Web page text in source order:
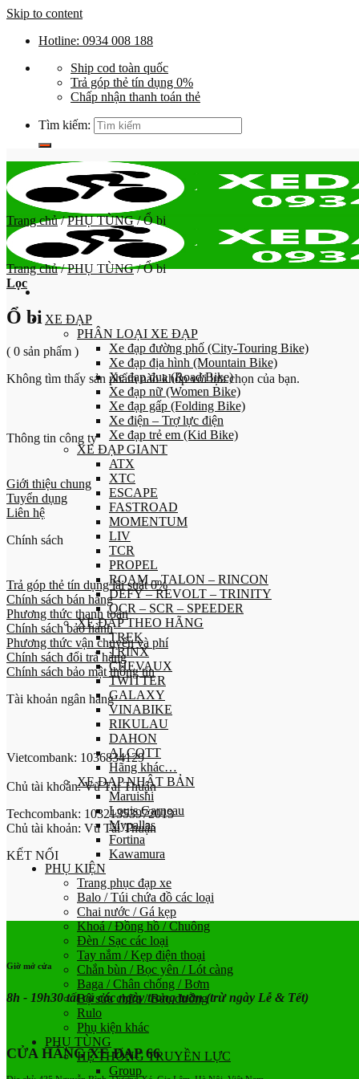
Skip to content
Hotline: 0934 008 188
Ship cod toàn quốc
Trả góp thẻ tín dụng 0%
Chấp nhận thanh toán thẻ
Tìm kiếm:
XE ĐẠP
PHÂN LOẠI XE ĐẠP
Xe đạp đường phố (City-Touring Bike)
Xe đạp địa hình (Mountain Bike)
Xe đạp đua (Road Bike)
Xe đạp nữ (Women Bike)
Xe đạp gấp (Folding Bike)
Xe điện – Trợ lực điện
Xe đạp trẻ em (Kid Bike)
XE ĐẠP GIANT
ATX
XTC
ESCAPE
FASTROAD
MOMENTUM
LIV
TCR
PROPEL
ROAM – TALON – RINCON
DEFY – REVOLT – TRINITY
OCR – SCR – SPEEDER
XE ĐẠP THEO HÃNG
TREK
TRINX
CHEVAUX
TWITTER
GALAXY
VINABIKE
RIKULAU
DAHON
ALCOTT
Hãng khác…
XE ĐẠP NHẬT BẢN
Maruishi
Louis Garneau
Mypallas
Fortina
Kawamura
PHỤ KIỆN
Trang phục đạp xe
Balo / Túi chứa đồ các loại
Chai nước / Gá kẹp
Khoá / Đồng hồ / Chuông
Đèn / Sạc các loại
Tay nắm / Kẹp điện thoại
Chắn bùn / Bọc yên / Lót càng
Baga / Chân chống / Bơm
Bộ sửa chữa / Bảo dưỡng
Rulo
Phụ kiện khác
PHỤ TÙNG
HỆ THỐNG TRUYỀN LỰC
Group
Trang chủ / PHỤ TÙNG /Ổ bi
Trang chủ / PHỤ TÙNG /Ổ bi
Lọc
Ổ bi
( 0 sản phẩm )
Không tìm thấy sản phẩm nào khớp với lựa chọn của bạn.
Thông tin công ty
Giới thiệu chung
Tuyển dụng
Liên hệ
Chính sách
Trả góp thẻ tín dụng lãi suất 0%
Chính sách bán hàng
Phương thức thanh toán
Chính sách bảo hành
Phương thức vận chuyển và phí
Chính sách đổi trả hàng
Chính sách bảo mật thông tin
Tài khoản ngân hàng
Vietcombank: 1036834129
Chủ tài khoản: Vũ Tài Thuận
Techcombank: 10321353972013
Chủ tài khoản: Vũ Tài Thuận
KẾT NỐI
Giờ mở cửa
8h - 19h30 tất cả các ngày trong tuần(trừ ngày Lễ & Tết)
CỬA HÀNG XE ĐẠP 66